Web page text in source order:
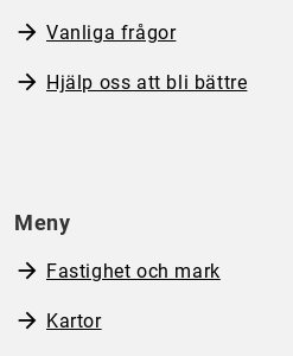
Vanliga frågor
Hjälp oss att bli bättre
Meny
Fastighet och mark
Kartor